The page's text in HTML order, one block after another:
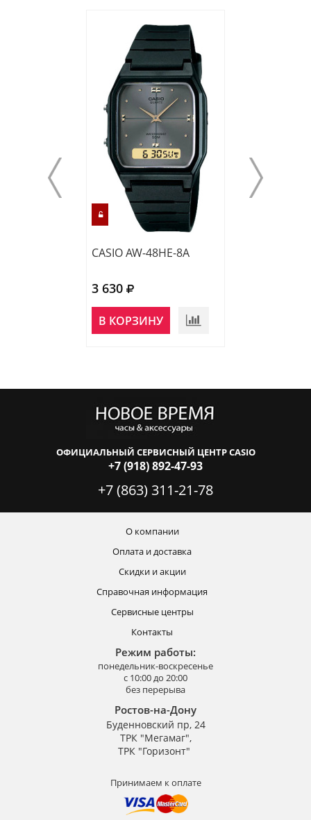
CASIO AW-48HE-8A
3 630
В КОРЗИНУ
ОФИЦИАЛЬНЫЙ СЕРВИСНЫЙ ЦЕНТР CASIO
+7 (918) 892-47-93
+7 (863) 311-21-78
О компании
Оплата и доставка
Скидки и акции
Справочная информация
Сервисные центры
Контакты
Режим работы:
понедельник-воскресенье
с 10:00 до 20:00
без перерыва
Ростов-на-Дону
Буденновский пр, 24
ТРК "Мегамаг",
ТРК "Горизонт"
Принимаем к оплате